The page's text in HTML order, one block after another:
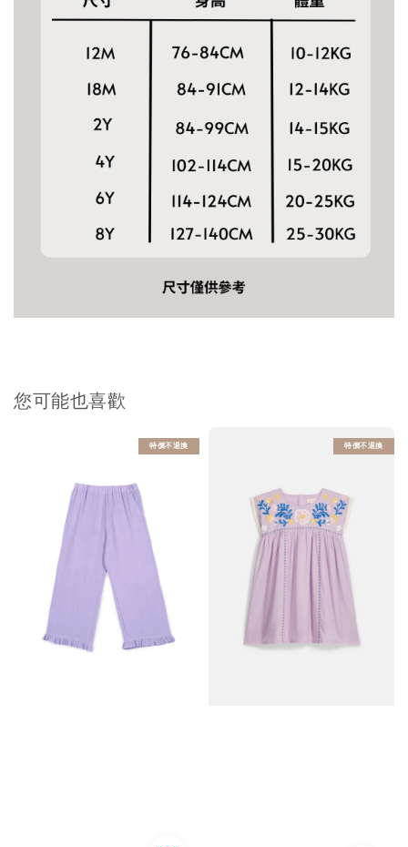
您可能也喜歡
特價不退換 特價不退換